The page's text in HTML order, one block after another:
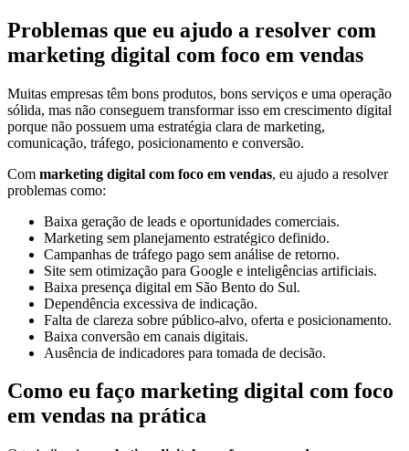
Problemas que eu ajudo a resolver com
marketing digital com foco em vendas
Muitas empresas têm bons produtos, bons serviços e uma operação
sólida, mas não conseguem transformar isso em crescimento digital
porque não possuem uma estratégia clara de marketing,
comunicação, tráfego, posicionamento e conversão.
Com marketing digital com foco em vendas, eu ajudo a resolver
problemas como:
Baixa geração de leads e oportunidades comerciais.
Marketing sem planejamento estratégico definido.
Campanhas de tráfego pago sem análise de retorno.
Site sem otimização para Google e inteligências artificiais.
Baixa presença digital em São Bento do Sul.
Dependência excessiva de indicação.
Falta de clareza sobre público-alvo, oferta e posicionamento.
Baixa conversão em canais digitais.
Ausência de indicadores para tomada de decisão.
Como eu faço marketing digital com foco
em vendas na prática